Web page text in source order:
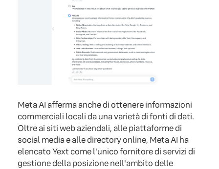
Meta AI afferma anche di ottenere informazioni
commerciali locali da una varietà di fonti di dati.
Oltre ai siti web aziendali, alle piattaforme di
social media e alle directory online, Meta AI ha
elencato Yext come l'unico fornitore di servizi di
gestione della posizione nell'ambito delle